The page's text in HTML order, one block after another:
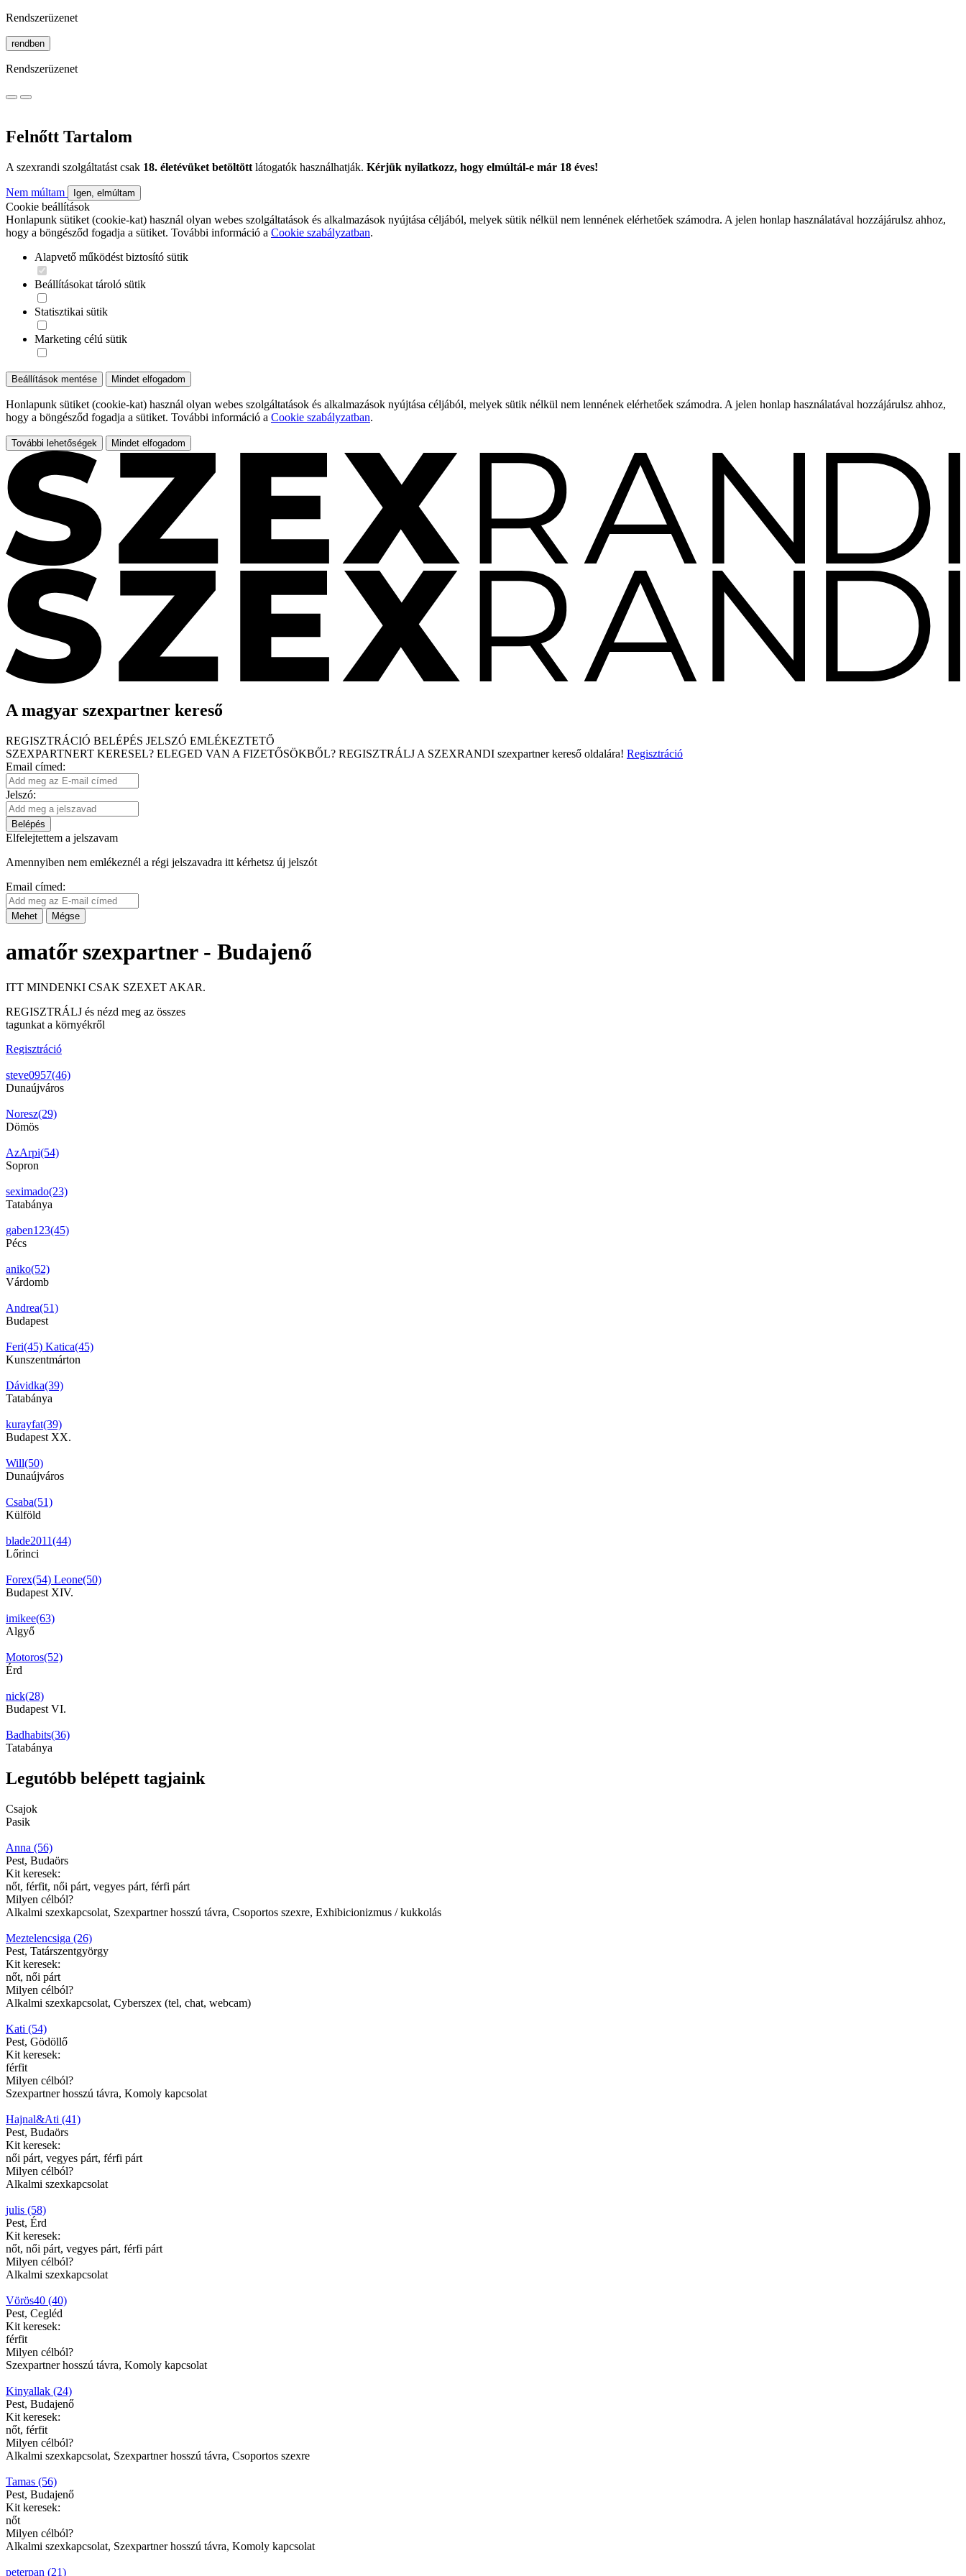
Rendszerüzenet
rendben
Rendszerüzenet
Felnőtt Tartalom
A szexrandi szolgáltatást csak 18. életévüket betöltött látogatók használhatják. Kérjük nyilatkozz, hogy elmúltál-e már 18 éves!
Nem múltam Igen, elmúltam
Cookie beállítások
Honlapunk sütiket (cookie-kat) használ olyan webes szolgáltatások és alkalmazások nyújtása céljából, melyek sütik nélkül nem lennének elérhetőek számodra. A jelen honlap használatával hozzájárulsz ahhoz,
hogy a böngésződ fogadja a sütiket. További információ a Cookie szabályzatban.
Alapvető működést biztosító sütik
Beállításokat tároló sütik
Statisztikai sütik
Marketing célú sütik
Beállítások mentése Mindet elfogadom
Honlapunk sütiket (cookie-kat) használ olyan webes szolgáltatások és alkalmazások nyújtása céljából, melyek sütik nélkül nem lennének elérhetőek számodra. A jelen honlap használatával hozzájárulsz ahhoz,
hogy a böngésződ fogadja a sütiket. További információ a Cookie szabályzatban.
További lehetőségek Mindet elfogadom
A magyar szexpartner kereső
REGISZTRÁCIÓ BELÉPÉS JELSZÓ EMLÉKEZTETŐ
SZEXPARTNERT KERESEL? ELEGED VAN A FIZETŐSÖKBŐL? REGISZTRÁLJ A SZEXRANDI szexpartner kereső oldalára! Regisztráció
Email címed:
Jelszó:
Belépés
Elfelejtettem a jelszavam
Amennyiben nem emlékeznél a régi jelszavadra itt kérhetsz új jelszót
Email címed:
Mehet Mégse
amatőr szexpartner - Budajenő
ITT MINDENKI CSAK SZEXET AKAR.
REGISZTRÁLJ és nézd meg az összes
tagunkat a környékről
Regisztráció
steve0957(46)
Dunaújváros
Noresz(29)
Dömös
AzArpi(54)
Sopron
seximado(23)
Tatabánya
gaben123(45)
Pécs
aniko(52)
Várdomb
Andrea(51)
Budapest
Feri(45) Katica(45)
Kunszentmárton
Dávidka(39)
Tatabánya
kurayfat(39)
Budapest XX.
Will(50)
Dunaújváros
Csaba(51)
Külföld
blade2011(44)
Lőrinci
Forex(54) Leone(50)
Budapest XIV.
imikee(63)
Algyő
Motoros(52)
Érd
nick(28)
Budapest VI.
Badhabits(36)
Tatabánya
Legutóbb belépett tagjaink
Csajok
Pasik
Anna (56)
Pest, Budaörs
Kit keresek:
nőt, férfit, női párt, vegyes párt, férfi párt
Milyen célból?
Alkalmi szexkapcsolat, Szexpartner hosszú távra, Csoportos szexre, Exhibicionizmus / kukkolás
Meztelencsiga (26)
Pest, Tatárszentgyörgy
Kit keresek:
nőt, női párt
Milyen célból?
Alkalmi szexkapcsolat, Cyberszex (tel, chat, webcam)
Kati (54)
Pest, Gödöllő
Kit keresek:
férfit
Milyen célból?
Szexpartner hosszú távra, Komoly kapcsolat
Hajnal&Ati (41)
Pest, Budaörs
Kit keresek:
női párt, vegyes párt, férfi párt
Milyen célból?
Alkalmi szexkapcsolat
julis (58)
Pest, Érd
Kit keresek:
nőt, női párt, vegyes párt, férfi párt
Milyen célból?
Alkalmi szexkapcsolat
Vörös40 (40)
Pest, Cegléd
Kit keresek:
férfit
Milyen célból?
Szexpartner hosszú távra, Komoly kapcsolat
Kinyallak (24)
Pest, Budajenő
Kit keresek:
nőt, férfit
Milyen célból?
Alkalmi szexkapcsolat, Szexpartner hosszú távra, Csoportos szexre
Tamas (56)
Pest, Budajenő
Kit keresek:
nőt
Milyen célból?
Alkalmi szexkapcsolat, Szexpartner hosszú távra, Komoly kapcsolat
peterpan (21)